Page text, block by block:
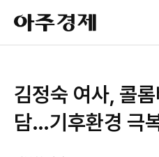
아
주
경
김정숙 여사, 콜
담…기후환경 극